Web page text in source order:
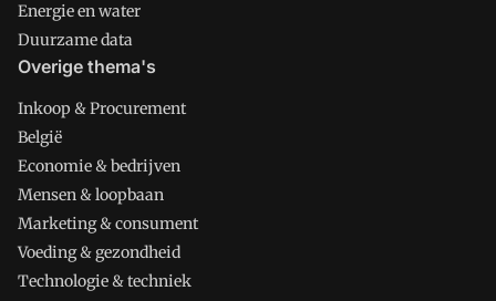
Energie en water
Duurzame data
Overige thema's
Inkoop & Procurement
België
Economie & bedrijven
Mensen & loopbaan
Marketing & consument
Voeding & gezondheid
Technologie & techniek